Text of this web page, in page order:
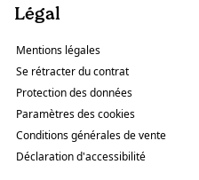
Légal
Mentions légales
Se rétracter du contrat
Protection des données
Paramètres des cookies
Conditions générales de vente
Déclaration d'accessibilité